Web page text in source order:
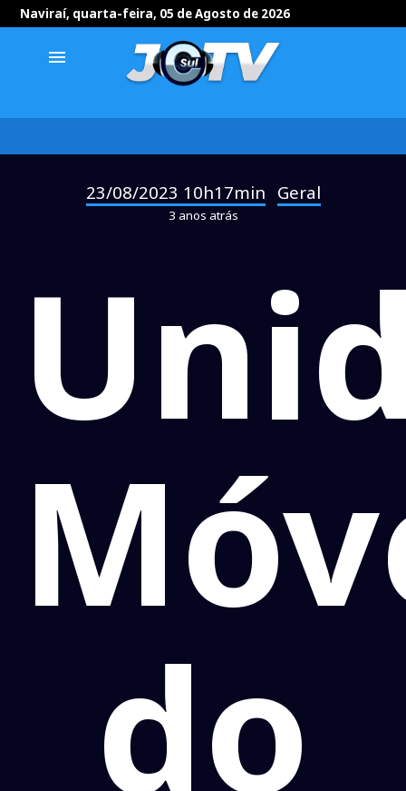
Naviraí, quarta-feira, 05 de Agosto de 2026
menu
23/08/2023 10h17min Geral
3 anos atrás
do